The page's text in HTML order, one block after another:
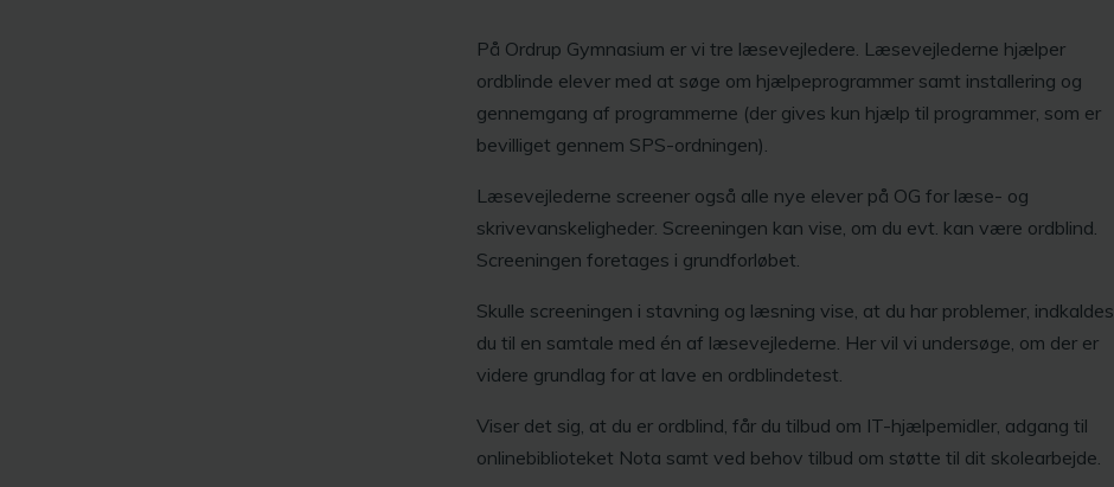
På Ordrup Gymnasium er vi tre læsevejledere. Læsevejlederne hjælper
ordblinde elever med at søge om hjælpeprogrammer samt installering og
gennemgang af programmerne (der gives kun hjælp til programmer, som er
bevilliget gennem SPS-ordningen).
Læsevejlederne screener også alle nye elever på OG for læse- og
skrivevanskeligheder. Screeningen kan vise, om du evt. kan være ordblind.
Screeningen foretages i grundforløbet.
Skulle screeningen i stavning og læsning vise, at du har problemer, indkaldes
du til en samtale med én af læsevejlederne. Her vil vi undersøge, om der er
videre grundlag for at lave en ordblindetest.
Viser det sig, at du er ordblind, får du tilbud om IT-hjælpemidler, adgang til
onlinebiblioteket Nota samt ved behov tilbud om støtte til dit skolearbejde.